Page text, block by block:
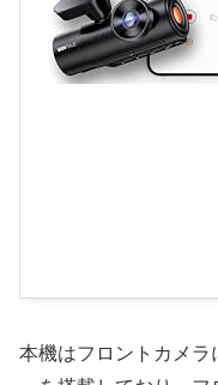
本機はフロントカメ